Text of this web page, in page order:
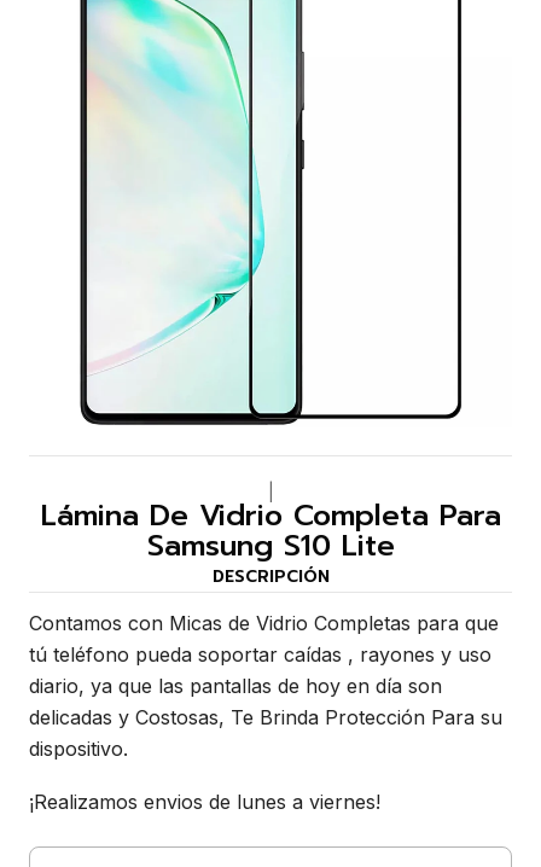
Lámina De Vidrio Completa Para
Samsung S10 Lite
DESCRIPCIÓN
Contamos con Micas de Vidrio Completas para que
tú teléfono pueda soportar caídas , rayones y uso
diario, ya que las pantallas de hoy en día son
delicadas y Costosas, Te Brinda Protección Para su
dispositivo.
¡Realizamos envios de lunes a viernes!